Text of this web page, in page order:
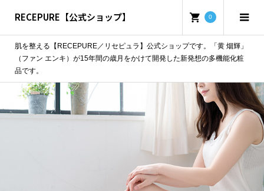
RECEPURE【公式ショップ】 0
肌を整える【RECEPURE／リセピュラ】公式ショップです。「黄 烟輝」
（ファン エンキ）が15年間の歳月をかけて開発した新発想の多機能化粧
品です。